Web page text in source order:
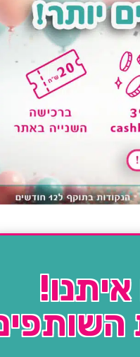
איתנו!